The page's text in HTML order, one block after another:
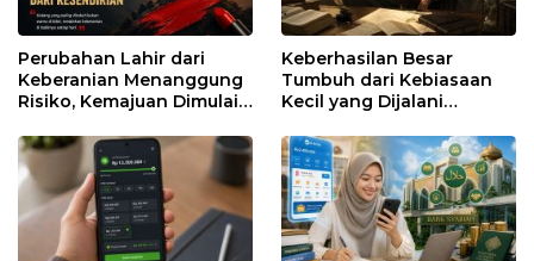
Perubahan Lahir dari
Keberanian Menanggung
Risiko, Kemajuan Dimulai
Keberhasilan Besar
Tumbuh dari Kebiasaan
Kecil yang Dijalani